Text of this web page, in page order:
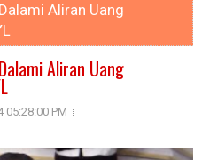
Aliran Uang
Aliran Uang
05:28:00 PM